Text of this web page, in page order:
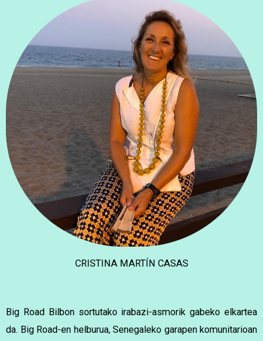
CRISTINA MARTÍN CASAS
Big Road Bilbon sortutako irabazi-asmorik gabeko elkartea
da. Big Road-en helburua, Senegaleko garapen komunitarioan